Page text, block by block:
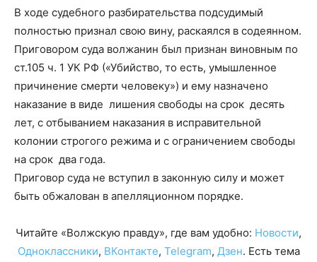
В ходе судебного разбирательства подсудимый
полностью признал свою вину, раскаялся в содеянном.
Приговором суда волжанин был признан виновным по
ст.105 ч. 1 УК РФ («Убийство, то есть, умышленное
причинение смерти человеку») и ему назначено
наказание в виде лишения свободы на срок десять
лет, с отбыванием наказания в исправительной
колонии строгого режима и с ограничением свободы
на срок два года.
Приговор суда не вступил в законную силу и может
быть обжалован в апелляционном порядке.
Читайте «Волжскую правду», где вам удобно: Новости,
Одноклассники, ВКонтакте, Telegram, Дзен. Есть тема